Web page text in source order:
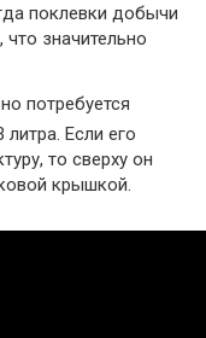
поклевки добычи
значительно
потребуется
Если его
то сверху он
крышкой.